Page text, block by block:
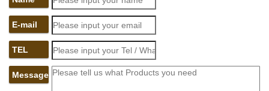
E-mail
TEL
Message